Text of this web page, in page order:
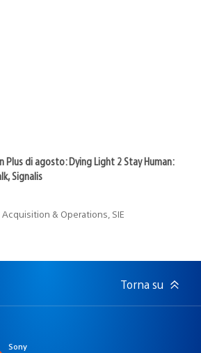
Plus di agosto: Dying Light 2 Stay Human:
Signalis
& Operations, SIE
Torna su
Sony